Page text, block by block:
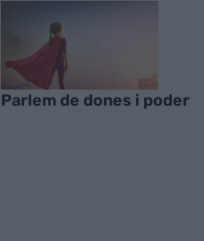
Parlem de dones i poder